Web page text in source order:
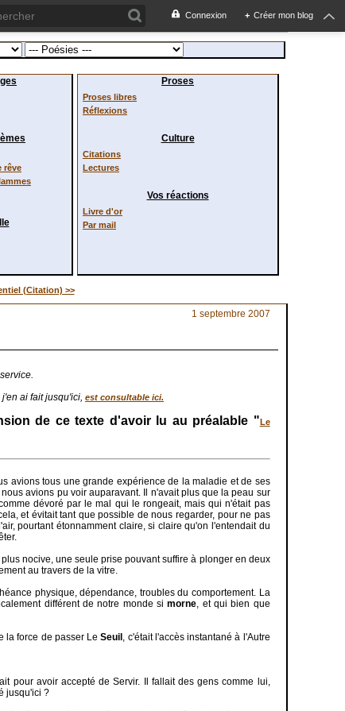
Connexion + Créer mon blog
rêve
Proses
Proses libres
Réflexions
Culture
Citations
Lectures
Vos réactions
Livre d'or
Par mail
(Citation) >>
1 septembre 2007
ai fait jusqu'ici, est consultable ici.
de ce texte d'avoir lu au préalable "Le
avions tous une grande expérience de la maladie et de ses
avions pu voir auparavant. Il n'avait plus que la peau sur
dévoré par le mal qui le rongeait, mais qui n'était pas
et évitait tant que possible de nous regarder, pour ne pas
pourtant étonnamment claire, si claire qu'on l'entendait du
plus nocive, une seule prise pouvant suffire à plonger en deux
au travers de la vitre.
physique, dépendance, troubles du comportement. La
différent de notre monde simorne , et qui bien que
la force de passer LeSeuil , c'était l'accès instantané à l'Autre
pour avoir accepté de Servir. Il fallait des gens comme lui,
jusqu'ici ?